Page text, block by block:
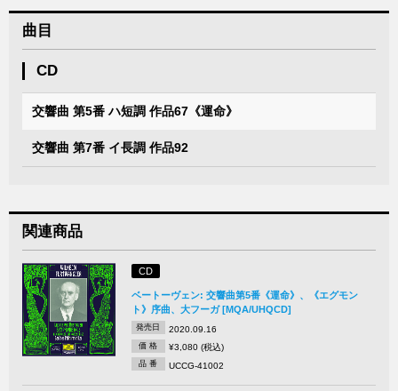
曲目
CD
交響曲 第5番 ハ短調 作品67《運命》
交響曲 第7番 イ長調 作品92
関連商品
CD
ベートーヴェン: 交響曲第5番《運命》、《エグモン
ト》序曲、大フーガ [MQA/UHQCD]
発売日 2020.09.16
価 格 ¥3,080 (税込)
品 番 UCCG-41002